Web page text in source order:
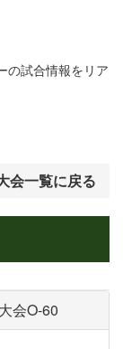
の試合情報をリア
会一覧に戻る
会O-60